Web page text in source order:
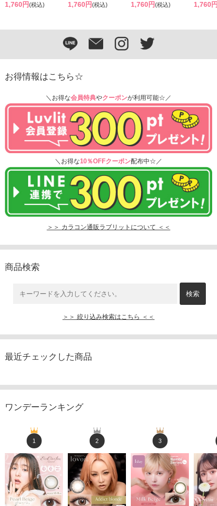
1,760円(税込) 1,760円(税込) 1,760円(税込) 1,760
お得情報はこちら☆
＼お得な会員特典やクーポンが利用可能☆／
＼お得な10％OFFクーポン配布中☆／
＞＞ カラコン通販ラブリットについて ＜＜
商品検索
＞＞ 絞り込み検索はこちら ＜＜
最近チェックした商品
ワンデーランキング
1 2 3